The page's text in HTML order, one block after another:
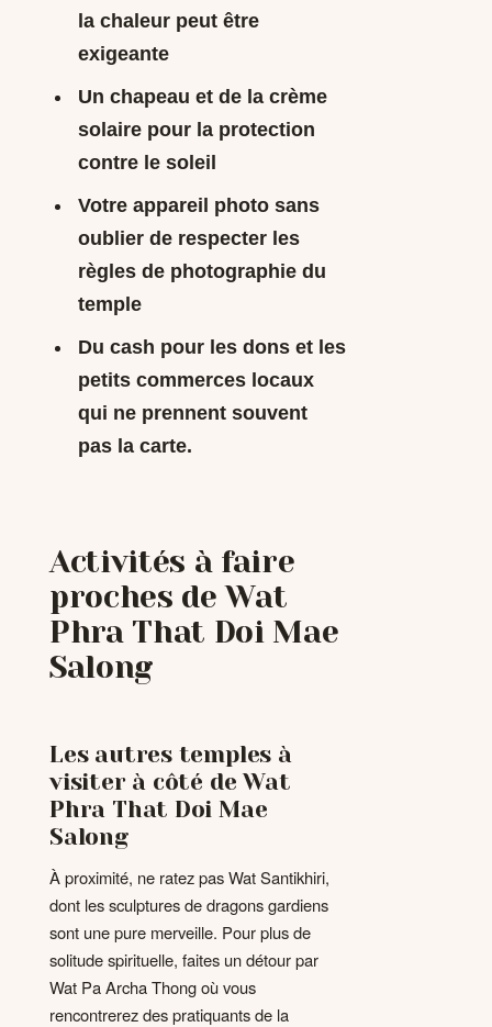
la chaleur peut être
exigeante
Un chapeau et de la crème
solaire pour la protection
contre le soleil
Votre appareil photo sans
oublier de respecter les
règles de photographie du
temple
Du cash pour les dons et les
petits commerces locaux
qui ne prennent souvent
pas la carte.
Activités à faire
proches de Wat
Phra That Doi Mae
Salong
Les autres temples à
visiter à côté de Wat
Phra That Doi Mae
Salong
À proximité, ne ratez pas Wat Santikhiri,
dont les sculptures de dragons gardiens
sont une pure merveille. Pour plus de
solitude spirituelle, faites un détour par
Wat Pa Archa Thong où vous
rencontrerez des pratiquants de la